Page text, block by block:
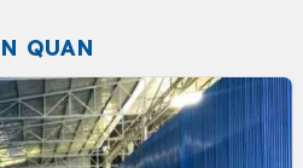
QUAN